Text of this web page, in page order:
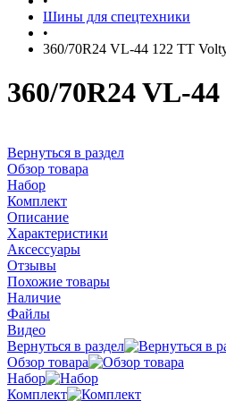
Шины для спецтехники
•
360/70R24 VL-44 122 TT
360/70R24 VL-
Вернуться в раздел
Обзор товара
Набор
Комплект
Описание
Характеристики
Аксессуары
Отзывы
Похожие товары
Наличие
Файлы
Видео
Вернуться в раздел
Обзор товара
Набор
Комплект